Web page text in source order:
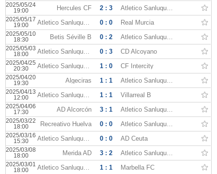
2025/05/24
19:00
Hercules CF 2 : 3 Atletico Sanluqueno
2025/05/17
19:00
Atletico Sanluqueno 0 : 0 Real Murcia
2025/05/10
18:30
Betis Séville B 0 : 2 Atletico Sanluqueno
2025/05/03
18:00
Atletico Sanluqueno 0 : 3 CD Alcoyano
2025/04/25
20:30
Atletico Sanluqueno 1 : 0 CF Intercity
2025/04/20
19:30
Algeciras 1 : 1 Atletico Sanluqueno
2025/04/13
12:00
Atletico Sanluqueno 1 : 1 Villarreal B
2025/04/06
17:30
AD Alcorcón 3 : 1 Atletico Sanluqueno
2025/03/22
18:00
Recreativo Huelva 0 : 0 Atletico Sanluqueno
2025/03/16
15:30
Atletico Sanluqueno 0 : 0 AD Ceuta
2025/03/08
18:00
Merida AD 3 : 2 Atletico Sanluqueno
2025/03/01
18:00
Atletico Sanluqueno 1 : 1 Marbella FC